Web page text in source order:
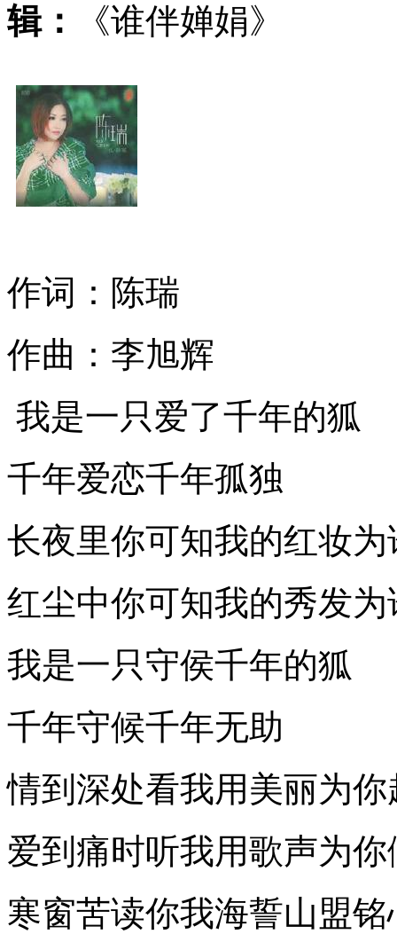
辑：
《谁伴婵娟》
作词：陈瑞
作曲：李旭辉
我是一只爱了千年的狐
千年爱恋千年孤独
长夜里你可知我的红妆为
红尘中你可知我的秀发为
我是一只守侯千年的狐
千年守候千年无助
情到深处看我用美丽为你
爱到痛时听我用歌声为你
寒窗苦读你我海誓山盟铭